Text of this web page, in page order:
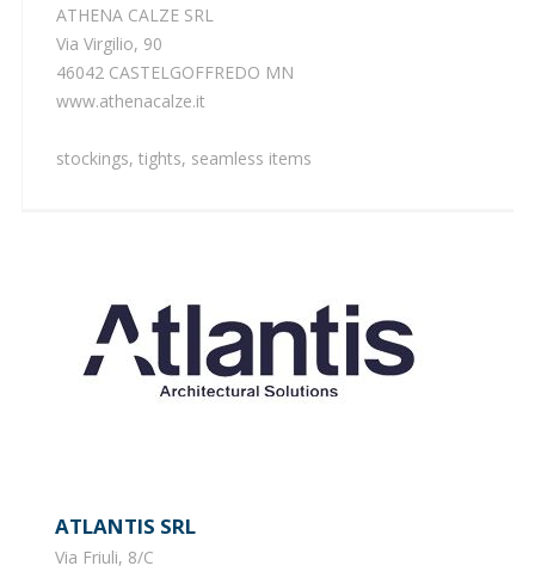
ATHENA CALZE SRL
Via Virgilio, 90
46042 CASTELGOFFREDO MN
www.athenacalze.it
stockings, tights, seamless items
ATLANTIS SRL
Via Friuli, 8/C